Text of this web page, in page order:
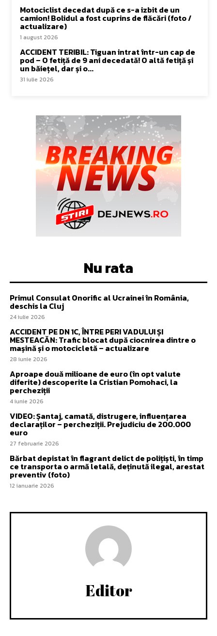
Motociclist decedat după ce s-a izbit de un
camion! Bolidul a fost cuprins de flăcări (foto /
actualizare)
1 august 2026
ACCIDENT TERIBIL: Tiguan intrat într-un cap de
pod – O fetiță de 9 ani decedată! O altă fetiță și
un băiețel, dar și o...
31 iulie 2026
Nu rata
Primul Consulat Onorific al Ucrainei în România,
deschis la Cluj
24 iulie 2026
ACCIDENT PE DN 1C, ÎNTRE PERI VADULUI ȘI
MESTEACĂN: Trafic blocat după ciocnirea dintre o
mașină și o motocicletă – actualizare
28 iunie 2026
Aproape două milioane de euro (în opt valute
diferite) descoperite la Cristian Pomohaci, la
percheziții
4 iunie 2026
VIDEO: Șantaj, camată, distrugere, influențarea
declaraților – percheziții. Prejudiciu de 200.000
euro
27 februarie 2026
Bărbat depistat în flagrant delict de polițiști, în timp
ce transporta o armă letală, deținută ilegal, arestat
preventiv (foto)
12 ianuarie 2026
Editor